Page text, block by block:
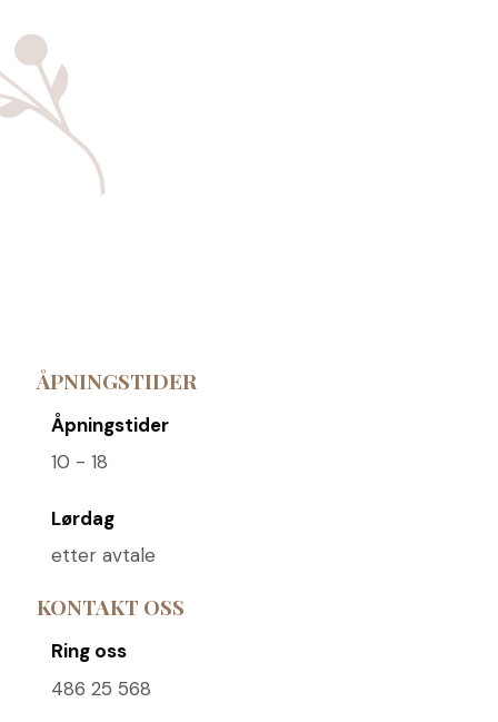
ÅPNINGSTIDER
Åpningstider
10 - 18
Lørdag
etter avtale
KONTAKT OSS
Ring oss
486 25 568